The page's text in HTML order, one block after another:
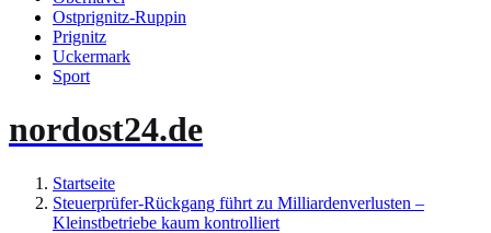
Ostprignitz-Ruppin
Prignitz
Uckermark
Sport
nordost24.de
Startseite
Steuerprüfer-Rückgang führt zu Milliardenverlusten –
Kleinstbetriebe kaum kontrolliert